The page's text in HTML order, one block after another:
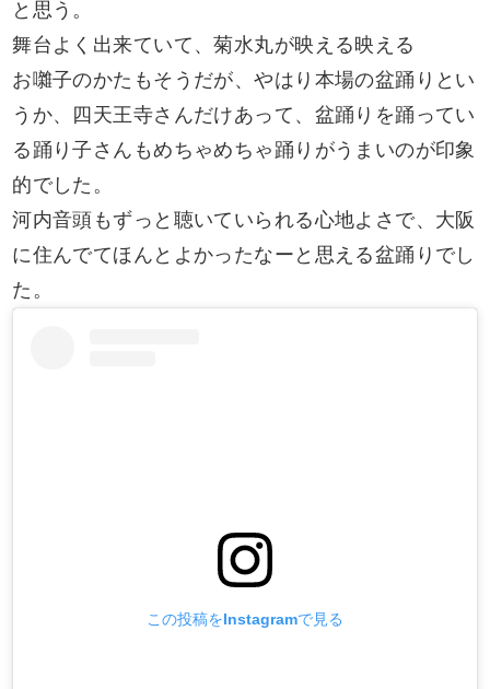
と思う。
舞台よく出来ていて、菊水丸が映える映える
お囃子のかたもそうだが、やはり本場の盆踊りとい
うか、四天王寺さんだけあって、盆踊りを踊ってい
る踊り子さんもめちゃめちゃ踊りがうまいのが印象
的でした。
河内音頭もずっと聴いていられる心地よさで、大阪
に住んでてほんとよかったなーと思える盆踊りでし
た。
この投稿をInstagramで見る